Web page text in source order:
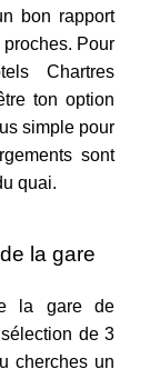
bon rapport
Pour
Chartres
ton option
simple pour
sont
quai.
la gare
la gare de
de 3
cherches un